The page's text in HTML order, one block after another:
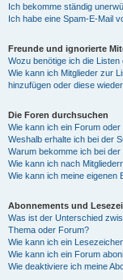
Ich bekomme ständig
Ich habe eine Spam-E-Mail
Freunde und ignorierte
Wozu benötige ich die
Wie kann ich Mitglieder zur
hinzufügen oder diese
Die Foren durchsuchen
Wie kann ich ein Forum
Weshalb erhalte ich bei der
Warum bekomme ich bei
Wie kann ich nach
Wie kann ich meine eigenen
Abonnements und
Was ist der Unterschied
Thema oder Forum?
Wie kann ich ein
Wie kann ich ein Forum
Wie deaktiviere ich meine